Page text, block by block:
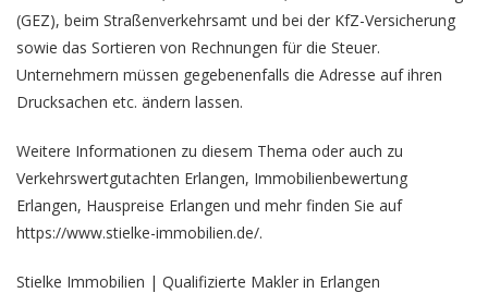
(GEZ), beim Straßenverkehrsamt und bei der KfZ-Versicherung
sowie das Sortieren von Rechnungen für die Steuer.
Unternehmern müssen gegebenenfalls die Adresse auf ihren
Drucksachen etc. ändern lassen.
Weitere Informationen zu diesem Thema oder auch zu
Verkehrswertgutachten Erlangen, Immobilienbewertung
Erlangen, Hauspreise Erlangen und mehr finden Sie auf
https://www.stielke-immobilien.de/.
Stielke Immobilien | Qualifizierte Makler in Erlangen